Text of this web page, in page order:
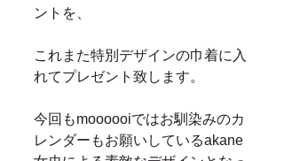
ントを、
これまた特別デザインの巾着に入
れてプレゼント致します。
今回もmoooooiではお馴染みのカ
レンダーもお願いしているakane